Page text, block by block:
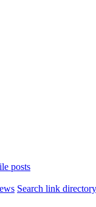
posts
Search link directory